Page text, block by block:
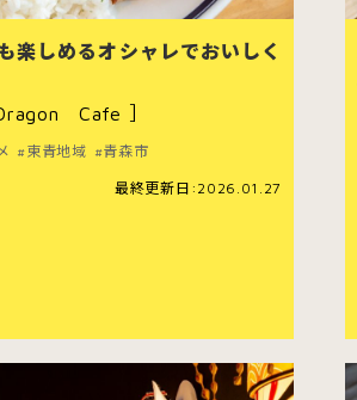
楽しめるオシャレでおいしく
Cafe ］
東青地域 青森市
最終更新日:2026.01.27